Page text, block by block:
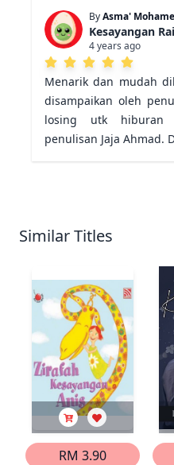
ByAsma'
Kesayangan
4 years ago
Menarik dan mudah
disampaikan oleh
losing utk hiburan
penulisan Jaja Ahmad.
Similar Titles
RM 3.90